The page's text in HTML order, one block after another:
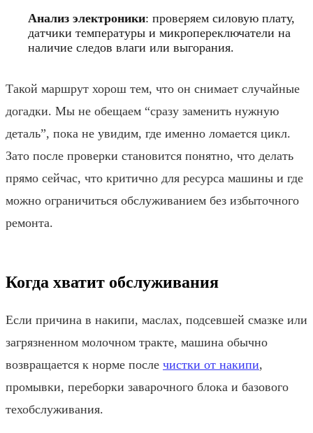
Анализ электроники: проверяем силовую плату,
датчики температуры и микропереключатели на
наличие следов влаги или выгорания.
Такой маршрут хорош тем, что он снимает случайные
догадки. Мы не обещаем “сразу заменить нужную
деталь”, пока не увидим, где именно ломается цикл.
Зато после проверки становится понятно, что делать
прямо сейчас, что критично для ресурса машины и где
можно ограничиться обслуживанием без избыточного
ремонта.
Когда хватит обслуживания
Если причина в накипи, маслах, подсевшей смазке или
загрязненном молочном тракте, машина обычно
возвращается к норме после чистки от накипи,
промывки, переборки заварочного блока и базового
техобслуживания.